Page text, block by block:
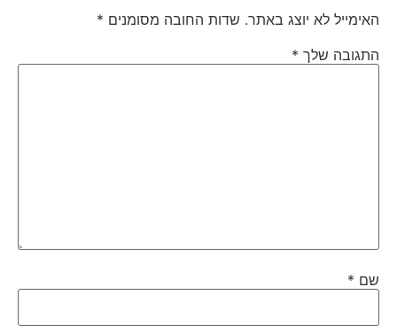
האימייל לא יוצג באתר. שדות החובה מסומנים*
התגובה שלך*
שם*